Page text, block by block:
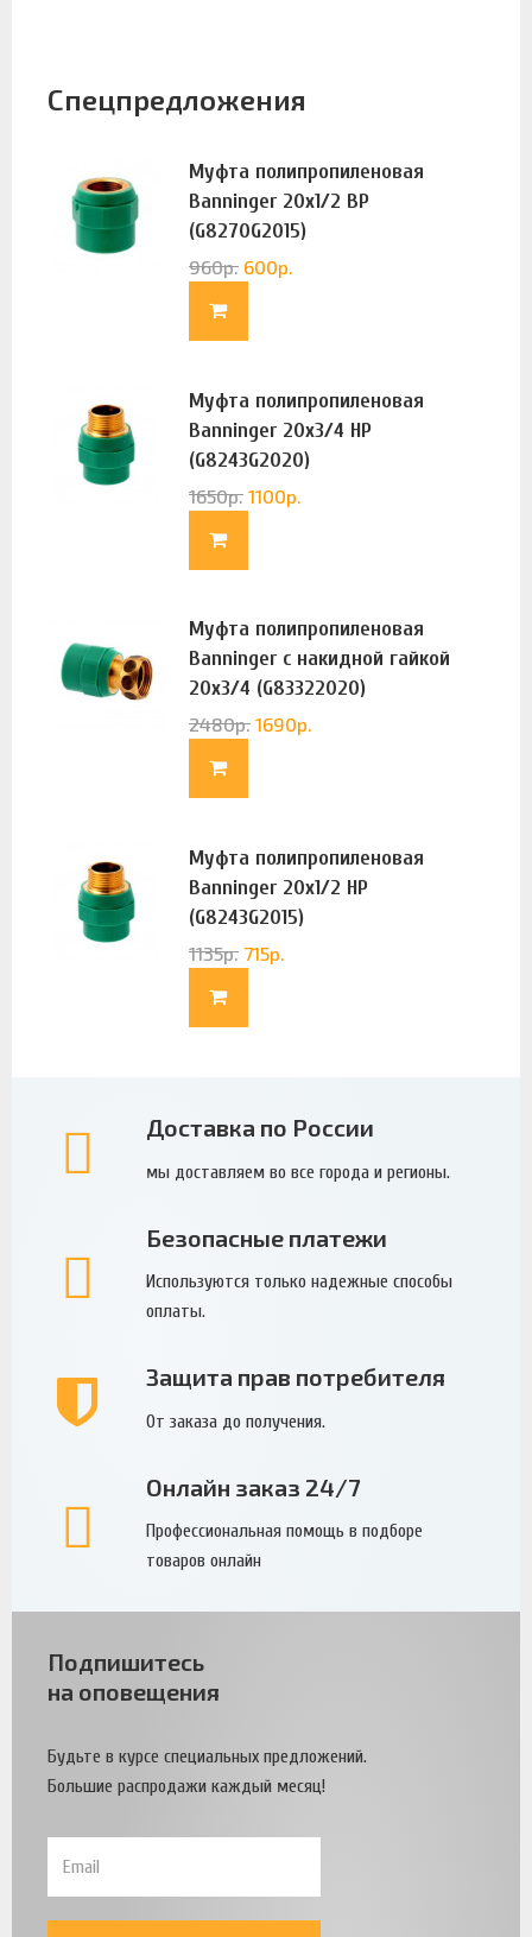
Спецпредложения
Муфта полипропиленовая
Banninger 20х1/2 ВР
(G8270G2015)
960р. 600р.
Муфта полипропиленовая
Banninger 20х3/4 НР
(G8243G2020)
1650р. 1100р.
Муфта полипропиленовая
Banninger с накидной гайкой
20х3/4 (G83322020)
2480р. 1690р.
Муфта полипропиленовая
Banninger 20х1/2 НР
(G8243G2015)
1135р. 715р.
Доставка по России
мы доставляем во все города и регионы.
Безопасные платежи
Используются только надежные способы
оплаты.
Защита прав потребителя
От заказа до получения.
Онлайн заказ 24/7
Профессиональная помощь в подборе
товаров онлайн
Подпишитесь
на оповещения
Будьте в курсе специальных предложений.
Большие распродажи каждый месяц!